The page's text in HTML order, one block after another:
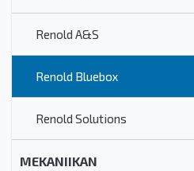
Renold A&S
Renold Bluebox
Renold Solutions
MEKANIIKAN